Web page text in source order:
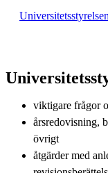
viktigare frågor
årsredovisning,
övrigt
åtgärder med